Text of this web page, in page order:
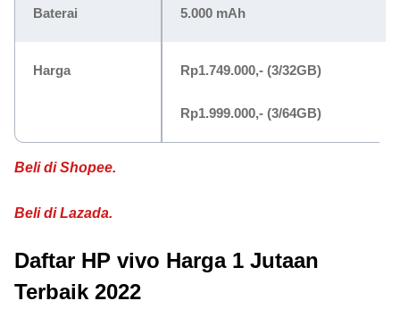
Baterai 5.000 mAh
Harga Rp1.749.000,- (3/32GB)
Rp1.999.000,- (3/64GB)
Beli di Shopee.
Beli di Lazada.
Daftar HP vivo Harga 1 Jutaan
Terbaik 2022